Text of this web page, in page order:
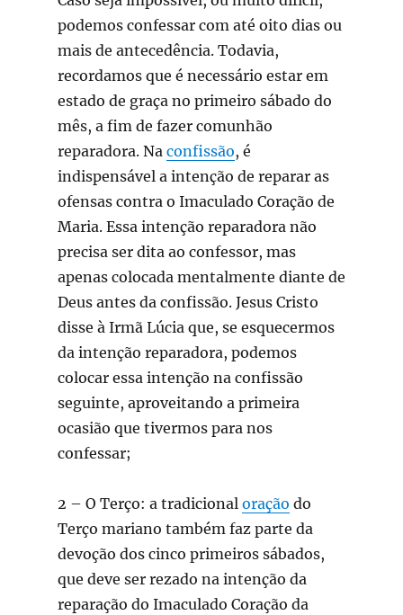
podemos confessar com até oito dias ou
mais de antecedência. Todavia,
recordamos que é necessário estar em
estado de graça no primeiro sábado do
mês, a fim de fazer comunhão
reparadora. Na confissão, é
indispensável a intenção de reparar as
ofensas contra o Imaculado Coração de
Maria. Essa intenção reparadora não
precisa ser dita ao confessor, mas
apenas colocada mentalmente diante de
Deus antes da confissão. Jesus Cristo
disse à Irmã Lúcia que, se esquecermos
da intenção reparadora, podemos
colocar essa intenção na confissão
seguinte, aproveitando a primeira
ocasião que tivermos para nos
confessar;
2 – O Terço: a tradicional oração do
Terço mariano também faz parte da
devoção dos cinco primeiros sábados,
que deve ser rezado na intenção da
reparação do Imaculado Coração da